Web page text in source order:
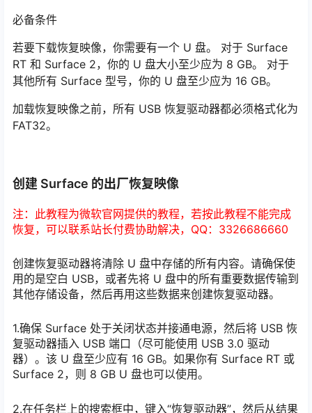
必备条件
若要下载恢复映像，你需要有一个 U 盘。 对于 Surface
RT 和 Surface 2，你的 U 盘大小至少应为 8 GB。 对于
其他所有 Surface 型号，你的 U 盘至少应为 16 GB。
加载恢复映像之前，所有 USB 恢复驱动器都必须格式化为
FAT32。
创建 Surface 的出厂恢复映像
注：此教程为微软官网提供的教程，若按此教程不能完成
恢复，可以联系站长付费协助解决，QQ：3326686660
创建恢复驱动器将清除 U 盘中存储的所有内容。请确保使
用的是空白 USB，或者先将 U 盘中的所有重要数据传输到
其他存储设备，然后再用这些数据来创建恢复驱动器。
1.确保 Surface 处于关闭状态并接通电源，然后将 USB 恢
复驱动器插入 USB 端口（尽可能使用 USB 3.0 驱动
器）。该 U 盘至少应有 16 GB。如果你有 Surface RT 或
Surface 2，则 8 GB U 盘也可以使用。
2.在任务栏上的搜索框中，键入“恢复驱动器”，然后从结果